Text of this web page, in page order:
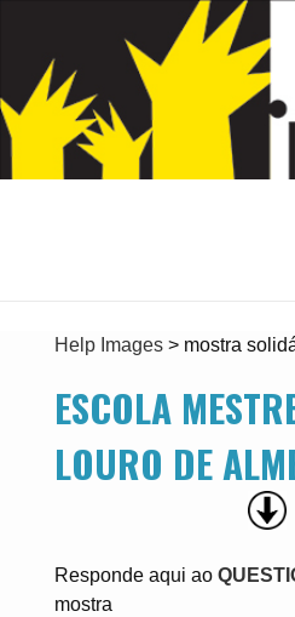
Help Images> mostra
ESCOLA
LOURO DE
Responde aqui ao
mostra